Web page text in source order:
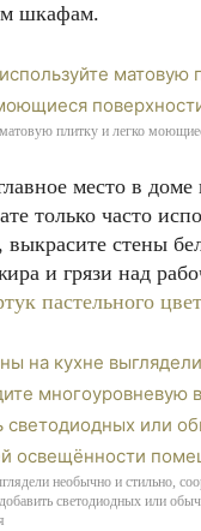
шкафам.
плитку и легко
место в доме
только часто
выкрасите стены
и грязи над
пастельного
необычно и стильно,
светодиодных или